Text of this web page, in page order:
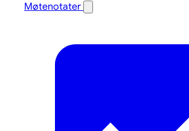
Møtenotater